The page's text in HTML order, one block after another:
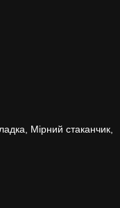
Мірний стаканчик,